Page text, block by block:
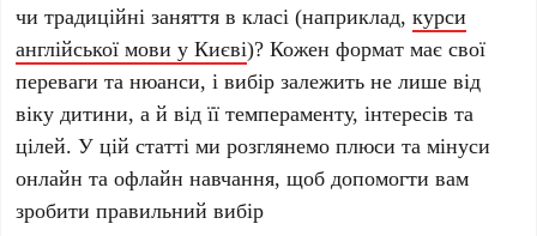
чи традиційні заняття в класі (наприклад,курси
англійської мови у Києві)? Кожен формат має свої
переваги та нюанси, і вибір залежить не лише від
віку дитини, а й від її темпераменту, інтересів та
цілей. У цій статті ми розглянемо плюси та мінуси
онлайн та офлайн навчання, щоб допомогти вам
зробити правильний вибір